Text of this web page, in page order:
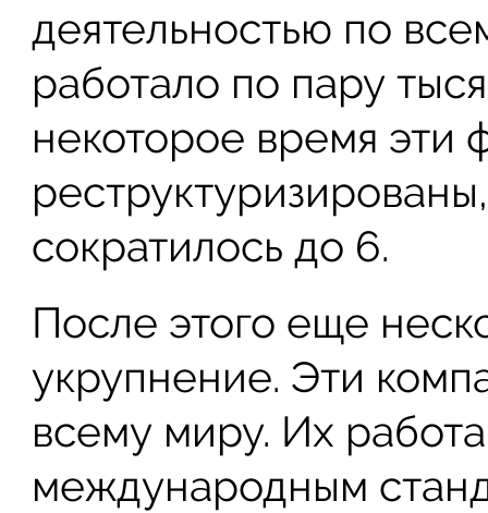
деятельностью по
работало по пару
некоторое время эти
сократилось до 6.
После этого еще
укрупнение. Эти
всему миру. Их
международным